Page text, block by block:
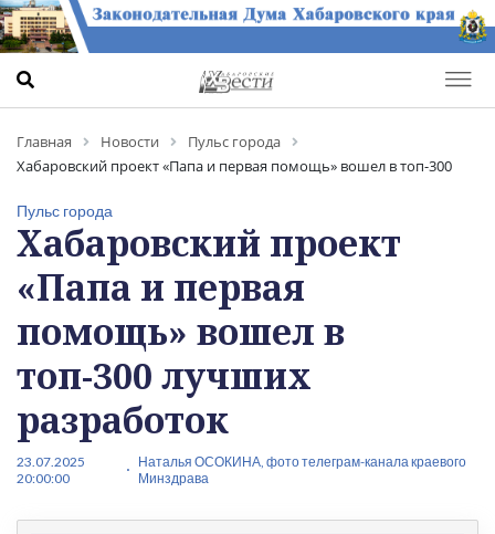
Главная Новости
Пульс города
Хабаровский проект «Папа и первая помощь» вошел в топ-300
Пульс города
Хабаровский проект
«Папа и первая
помощь» вошел в
топ-300 лучших
разработок
23.07.2025
20:00:00
Наталья ОСОКИНА, фото телеграм-канала краевого
Минздрава